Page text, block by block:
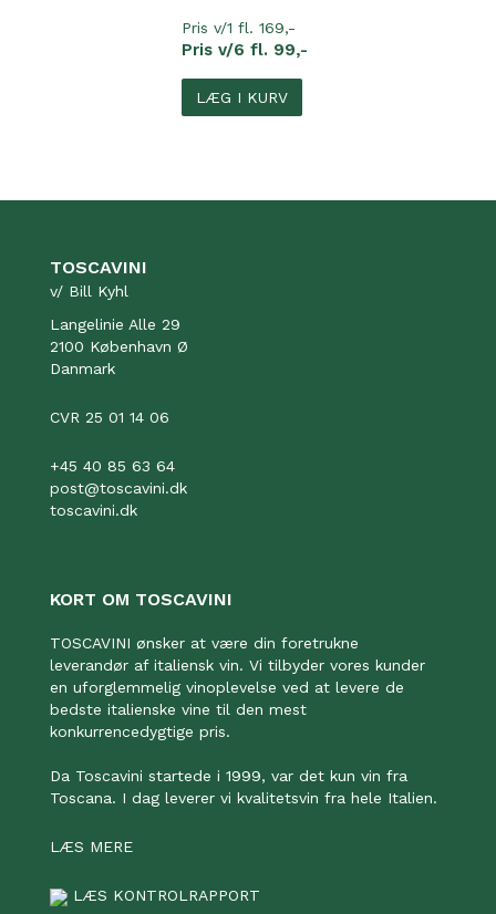
Pris v/1 fl. 169,-
Pris v/6 fl. 99,-
LÆG I KURV
TOSCAVINI
v/ Bill Kyhl
Langelinie Alle 29
2100 København Ø
Danmark
CVR 25 01 14 06
+45 40 85 63 64
post@toscavini.dk
toscavini.dk
KORT OM TOSCAVINI
TOSCAVINI ønsker at være din foretrukne
leverandør af italiensk vin. Vi tilbyder vores kunder
en uforglemmelig vinoplevelse ved at levere de
bedste italienske vine til den mest
konkurrencedygtige pris.
Da Toscavini startede i 1999, var det kun vin fra
Toscana. I dag leverer vi kvalitetsvin fra hele Italien.
LÆS MERE
LÆS KONTROLRAPPORT